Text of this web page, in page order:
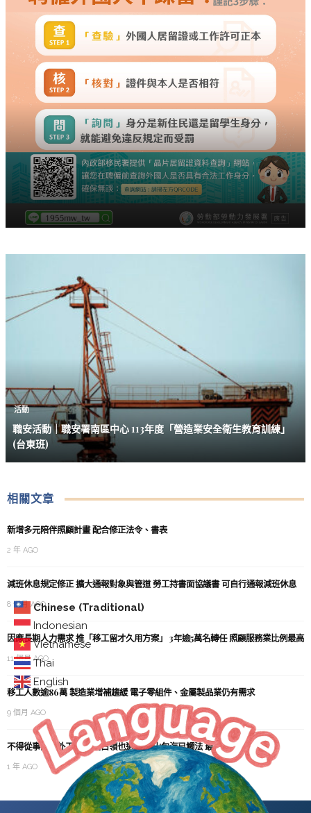
Chinese (Traditional)
Indonesian
Vietnamese
Thai
English
活動
職安活動｜職安署南區中心 113年度「營造業安全衛生教育訓練」
(台東班)
相關文章
新增多元陪伴照顧計畫 配合修正法令、書表
2 年 AGO
減班休息規定修正 擴大通報對象與管道 勞工持書面協議書 可自行通報減班休息
8 個月 AGO
因應長期人力需求 推「移工留才久用方案」 3年逾5萬名轉任 照顧服務業比例最高
11 個月 AGO
移工人數逾86萬 製造業增補趨緩 電子零組件、金屬製品業仍有需求
9 個月 AGO
不得從事許可外工作 外籍白領也適用 包山包海已觸法 最重可處15萬元罰鍰
1 年 AGO